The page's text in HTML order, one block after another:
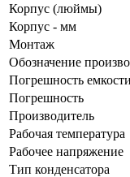
Корпус (люймы)
Корпус - мм
Монтаж
Обозначение
Погрешность емкости
Погрешность
Производитель
Рабочая температура
Рабочее напряжение
Тип конденсатора